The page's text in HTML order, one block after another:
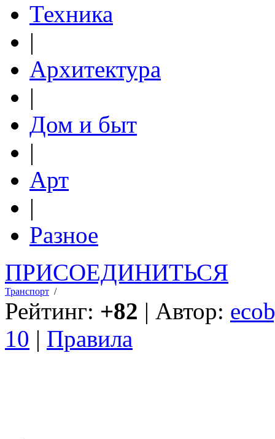
Техника
|
Архитектура
|
Дом и быт
|
Арт
|
Разное
ПРИСОЕДИНИТЬСЯ
Транспорт /
Рейтинг: +82 | Автор:
10 | Правила